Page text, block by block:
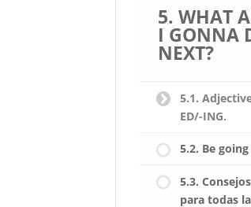
5. WHAT
I GONNA
NEXT?
5.1.
ED/-ING.
5.2. Be
5.3. Consejos
para todas